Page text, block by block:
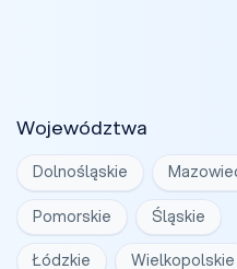
Województwa
Dolnośląskie
Pomorskie Śląskie
Łódzkie Wielkopolskie